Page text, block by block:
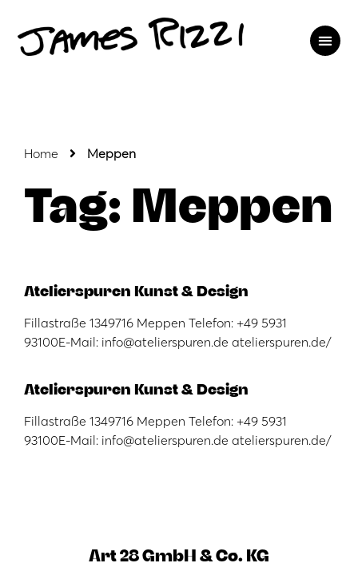
Home Meppen
Tag: Meppen
Atelierspuren Kunst & Design
Fillastraße 1349716 Meppen Telefon: +49 5931
93100E-Mail: info@atelierspuren.de atelierspuren.de/
Atelierspuren Kunst & Design
Fillastraße 1349716 Meppen Telefon: +49 5931
93100E-Mail: info@atelierspuren.de atelierspuren.de/
Art 28 GmbH & Co. KG